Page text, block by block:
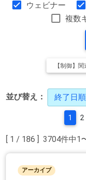
ウェビナー
複数
【制御】
並び替え： 終了日順
[ 1 / 186 ] 3704件中1
1 2
アーカイブ